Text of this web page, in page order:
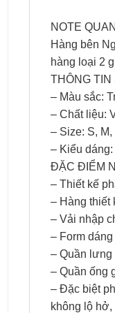
NOTE
Hàng bên
hàng loại 2
THÔNG TIN
– Màu sắc:
– Chất liệu:
– Size: S, M,
– Kiểu
ĐẶC ĐIỂM
– Thiết kế
– Hàng thiết
– Vải nhập
– Form
– Quần lưng
– Quần ống
– Đặc biệt
không lộ